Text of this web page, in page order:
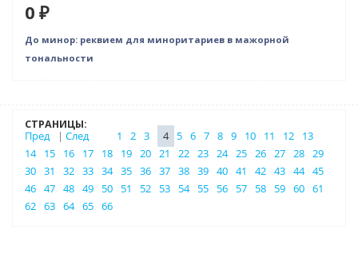
0 ₽
До минор: реквием для миноритариев в мажорной
тональности
СТРАНИЦЫ:
Пред
| След 1 2 3 4 5 6 7 8 9 10 11 12
13
14
15 16 17 18 19 20 21 22 23 24 25 26 27 28 29
30 31 32 33 34 35 36 37 38 39 40 41 42 43 44 45
46 47 48 49 50 51 52 53 54 55 56 57 58 59 60 61
62 63 64 65 66